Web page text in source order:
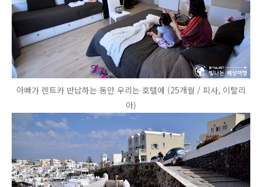
아빠가 렌트카 반납하는 동안 우리는 호텔에 (25개월 / 피사, 이탈리
아)